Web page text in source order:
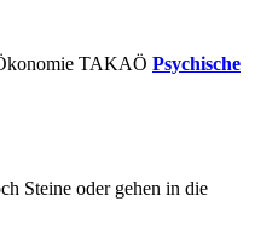
TAKAÖ Psychische
Steine oder gehen in die